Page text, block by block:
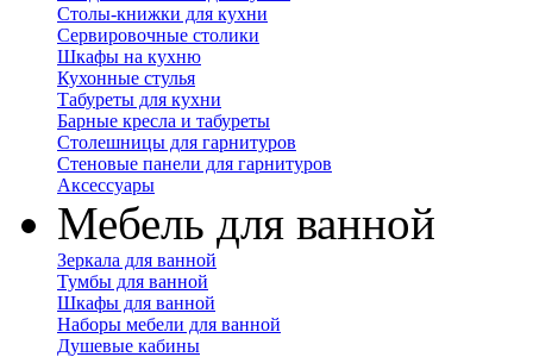
Столы-книжки для кухни
Сервировочные столики
Шкафы на кухню
Кухонные стулья
Табуреты для кухни
Барные кресла и табуреты
Столешницы для гарнитуров
Стеновые панели для гарнитуров
Аксессуары
Мебель для ванной
Зеркала для ванной
Тумбы для ванной
Шкафы для ванной
Наборы мебели для ванной
Душевые кабины